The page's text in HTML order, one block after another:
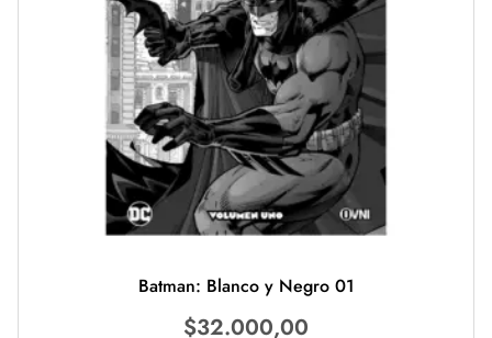
Batman: Blanco y Negro 01
$32.000,00